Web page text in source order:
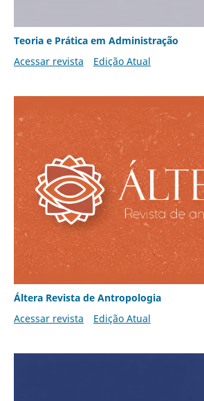
Teoria e Prática em Administração
Acessar revista
Edição Atual
Áltera Revista de Antropologia
Acessar revista
Edição Atual